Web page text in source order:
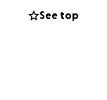
and daily
See top